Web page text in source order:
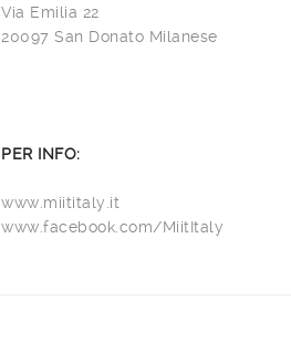
Via Emilia 22
20097 San Donato Milanese
PER INFO:
www.miititaly.it
www.facebook.com/MiitItaly